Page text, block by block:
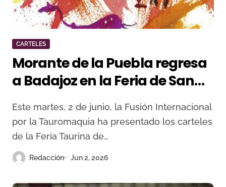
CARTELES
Morante de la Puebla regresa
a Badajoz en la Feria de San
Juan 2026, que reúne a
Talavante, David de Miranda
y las grandes figuras del
rejoneo
Este martes, 2 de junio, la Fusión Internacional
por la Tauromaquia ha presentado los carteles
de la Feria Taurina de…
Redacción Jun 2, 2026